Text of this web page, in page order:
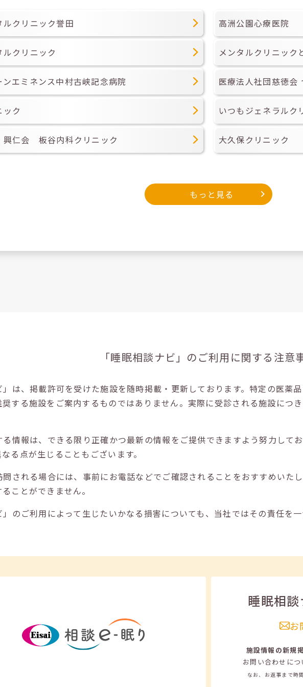
ルクリニック誉田 高洲公園心療医院
クリニック メンタルクリニック
エミネンス中村古峡記念病院 医療法人社団慈徳会
ック いつもジェネラルク
仁会 板谷内科クリニック 大久保クリニック
もっと見る
「睡眠相談ナビ」の ご利用に関する注意
」は、掲載許可を受けた施設を随時掲載・更新しております。特定の医薬
奨する施設をご案内するものではありません。実際に受診される施設につ
る情報は、できる限り正確かつ最新の情報をご提供できますよう努力して
る点が生じることもございます。
問される場合には、事前にお電話などでご確認されることをおすすめいた
ことができません。
」のご利用によって生じたいかなる損害についても、当社ではその責任を
睡眠相談
お
施設情報の新規
お問い合わせにつ
なお、お返事まで時